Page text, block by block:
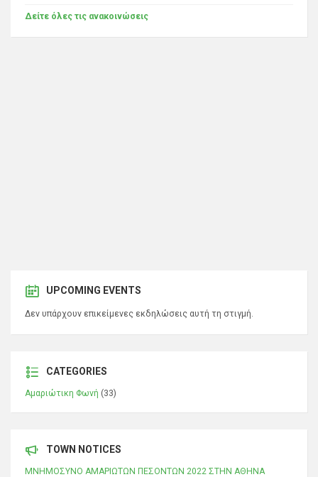
Δείτε όλες τις ανακοινώσεις
UPCOMING EVENTS
Δεν υπάρχουν επικείμενες εκδηλώσεις αυτή τη στιγμή.
CATEGORIES
Αμαριώτικη Φωνή (33)
TOWN NOTICES
ΜΝΗΜΟΣΥΝΟ ΑΜΑΡΙΩΤΩΝ ΠΕΣΟΝΤΩΝ 2022 ΣΤΗΝ ΑΘΗΝΑ